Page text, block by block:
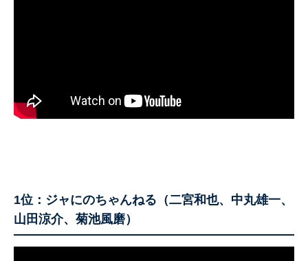
1位：ジャにのちゃんねる（二宮和也、中丸雄一、
山田涼介、菊池風磨）